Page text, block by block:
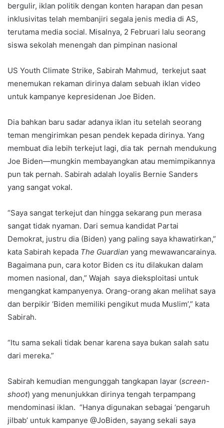
bergulir, iklan politik dengan konten harapan dan pesan
inklusivitas telah membanjiri segala jenis media di AS,
terutama media social. Misalnya, 2 Februari lalu seorang
siswa sekolah menengah dan pimpinan nasional
US Youth Climate Strike, Sabirah Mahmud, terkejut saat
menemukan rekaman dirinya dalam sebuah iklan video
untuk kampanye kepresidenan Joe Biden.
Dia bahkan baru sadar adanya iklan itu setelah seorang
teman mengirimkan pesan pendek kepada dirinya. Yang
membuat dia lebih terkejut lagi, dia tak pernah mendukung
Joe Biden—mungkin membayangkan atau memimpikannya
pun tak pernah. Sabirah adalah loyalis Bernie Sanders
yang sangat vokal.
“Saya sangat terkejut dan hingga sekarang pun merasa
sangat tidak nyaman. Dari semua kandidat Partai
Demokrat, justru dia (Biden) yang paling saya khawatirkan,”
kata Sabirah kepada The Guardian yang mewawancarainya.
Bagaimana pun, cara kotor Biden cs itu dilakukan dalam
momen nasional, dan,” Wajah saya dieksploitasi untuk
mengangkat kampanyenya. Orang-orang akan melihat saya
dan berpikir ‘Biden memiliki pengikut muda Muslim’,” kata
Sabirah.
“Itu sama sekali tidak benar karena saya bukan salah satu
dari mereka.”
Sabirah kemudian mengunggah tangkapan layar (screen-
shoot) yang menunjukkan dirinya tengah terpampang
mendominasi iklan. “Hanya digunakan sebagai ‘pengaruh
jilbab’ untuk kampanye @JoBiden, sayang sekali saya